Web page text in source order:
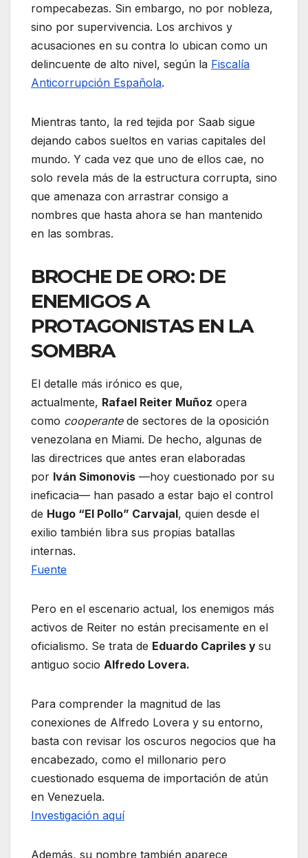
rompecabezas. Sin embargo, no por nobleza,
sino por supervivencia. Los archivos y
acusaciones en su contra lo ubican como un
delincuente de alto nivel, según la Fiscalía
Anticorrupción Española.
Mientras tanto, la red tejida por Saab sigue
dejando cabos sueltos en varias capitales del
mundo. Y cada vez que uno de ellos cae, no
solo revela más de la estructura corrupta, sino
que amenaza con arrastrar consigo a
nombres que hasta ahora se han mantenido
en las sombras.
BROCHE DE ORO: DE
ENEMIGOS A
PROTAGONISTAS EN LA
SOMBRA
El detalle más irónico es que,
actualmente, Rafael Reiter Muñoz opera
como cooperantede sectores de la oposición
venezolana en Miami. De hecho, algunas de
las directrices que antes eran elaboradas
por Iván Simonovis —hoy cuestionado por su
ineficacia— han pasado a estar bajo el control
de Hugo “El Pollo” Carvajal, quien desde el
exilio también libra sus propias batallas
internas.
Fuente
Pero en el escenario actual, los enemigos más
activos de Reiter no están precisamente en el
oficialismo. Se trata de Eduardo Capriles y su
antiguo socio Alfredo Lovera.
Para comprender la magnitud de las
conexiones de Alfredo Lovera y su entorno,
basta con revisar los oscuros negocios que ha
encabezado, como el millonario pero
cuestionado esquema de importación de atún
en Venezuela.
Investigación aquí
Además, su nombre también aparece